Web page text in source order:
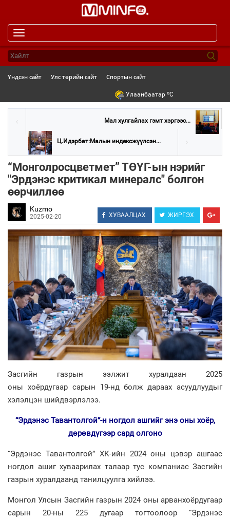
navigation
Үндсэн сайт Улс төрийн сайт Спортын сайт
Улаанбаатар oC
Мал хулгайлах гэмт хэргээс...
Ц.Идэрбат:Малын индексжүүлсэн...
“Монголросцветмет” ТӨҮГ-ын нэрийг
"Эрдэнэс критикал минералс" болгон
өөрчиллөө
Kuzmo
2025-02-20 ХУВААЛЦАХ ЖИРГЭХ
Засгийн газрын ээлжит хуралдаан 2025
оны хоёрдугаар сарын 19-нд болж дараах асуудлуудыг
хэлэлцэн шийдвэрлэлээ.
“Эрдэнэс Тавантолгой”-н ногдол ашгийг энэ оны хоёр,
дөрөвдүгээр сард олгоно
“Эрдэнэс Тавантолгой” ХК-ийн 2024 оны цэвэр ашгаас
ногдол ашиг хуваарилах талаар тус компаниас Засгийн
газрын хуралдаанд танилцуулга хийлээ.
Монгол Улсын Засгийн газрын 2024 оны арванхоёрдугаар
сарын 20-ны 225 дугаар тогтоолоор “Эрдэнэс